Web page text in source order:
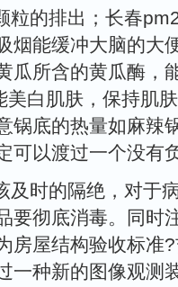
粒的排出；长春
烟能缓冲大脑的大
瓜所含的黄瓜酶，
白肌肤，保持肌
锅底的热量如麻辣
可以渡过一个没有
及时的隔绝，对于
要彻底消毒。同时
房屋结构验收标准
一种新的图像观测